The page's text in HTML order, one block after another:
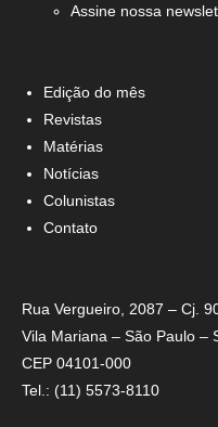
Assine nossa
Edição do mês
Revistas
Matérias
Notícias
Colunistas
Contato
Rua Vergueiro, 2087 – Cj.
Vila Mariana – São Paulo –
CEP 04101-000
Tel.: (11) 5573-8110